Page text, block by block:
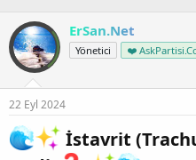
ErSan.Net
Yönetici ❤️
22 Eyl 2024
İstavrit